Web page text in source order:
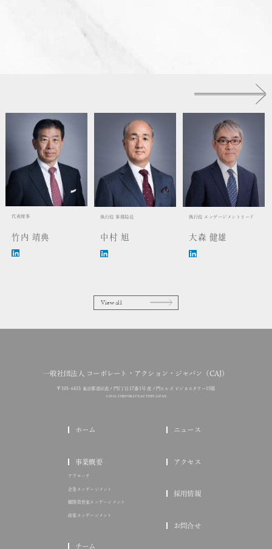
代表理事
竹内 靖典
執行役 事務局長
中村 旭
執行役 エンゲージメントリード
大森 健雄
View all
一般社団法人 コーポレート・アクション・ジャパン（CAJ）
〒105-6415 東京都港区虎ノ門1丁目17番1号 虎ノ門ヒルズ ビジネスタワー15階
© 2026 CORPORATE ACTION JAPAN
ホーム
事業概要
アプローチ
企業エンゲージメント
機関投資家エンゲージメント
政策エンゲージメント
チーム
ニュース
アクセス
採用情報
お問合せ